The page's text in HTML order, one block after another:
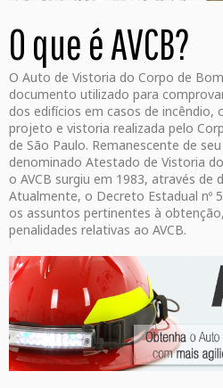
O que é AVCB?
O Auto de Vistoria do Corpo de
documento utilizado para
dos edifícios em casos de incêndio,
projeto e vistoria realizada pelo
de São Paulo. Remanescente de
denominado Atestado de Vistoria
o AVCB surgiu em 1983, através de
Atualmente, o Decreto Estadual nº
os assuntos pertinentes à
penalidades relativas ao AVCB.